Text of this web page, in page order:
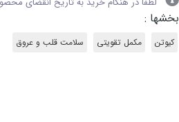
بخشها :
کیوتن مکمل تقویتی سلامت قلب و عروق